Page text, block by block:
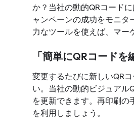
か？当社の動的QRコード
ャンペーンの成功をモニタ
力なツールを使えば、マー
「簡単にQRコードを
変更するたびに新しいQR
い。当社の動的ビジュアル
を更新できます。再印刷の
を利用しましょう。